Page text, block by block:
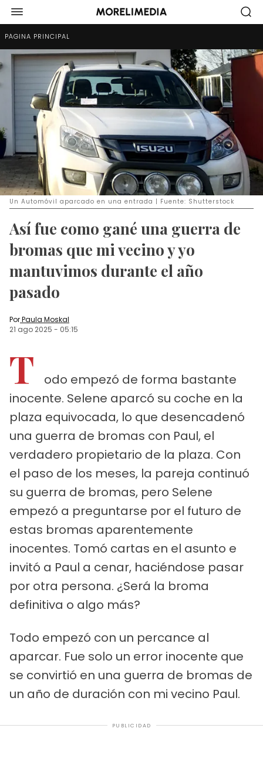
PÁGINA PRINCIPAL
Un Automóvil aparcado en una entrada | Fuente: Shutterstock
Así fue como gané una guerra de
bromas que mi vecino y yo
mantuvimos durante el año
pasado
PorPaula Moskal
21 ago 2025 - 05:15
T
odo empezó de forma bastante
inocente. Selene aparcó su coche en la
plaza equivocada, lo que desencadenó
una guerra de bromas con Paul, el
verdadero propietario de la plaza. Con
el paso de los meses, la pareja continuó
su guerra de bromas, pero Selene
empezó a preguntarse por el futuro de
estas bromas aparentemente
inocentes. Tomó cartas en el asunto e
invitó a Paul a cenar, haciéndose pasar
por otra persona. ¿Será la broma
definitiva o algo más?
Todo empezó con un percance al
aparcar. Fue solo un error inocente que
se convirtió en una guerra de bromas de
un año de duración con mi vecino Paul.
PUBLICIDAD